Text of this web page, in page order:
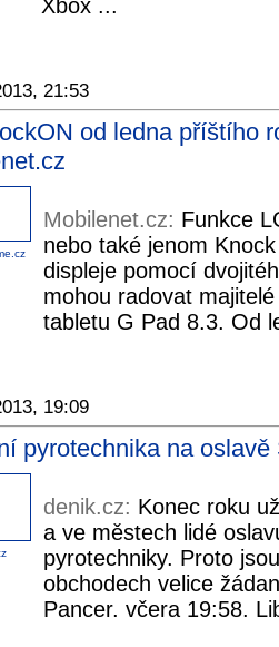
Xbox ...
21:53
od ledna příštího
Mobilenet.cz: Funkce
nebo také jenom
displeje pomocí
mohou radovat
tabletu G Pad 8.3. Od
19:09
pyrotechnika na
denik.cz: Konec roku
a ve městech lidé
pyrotechniky. Proto
obchodech velice
Pancer. včera 19:58.